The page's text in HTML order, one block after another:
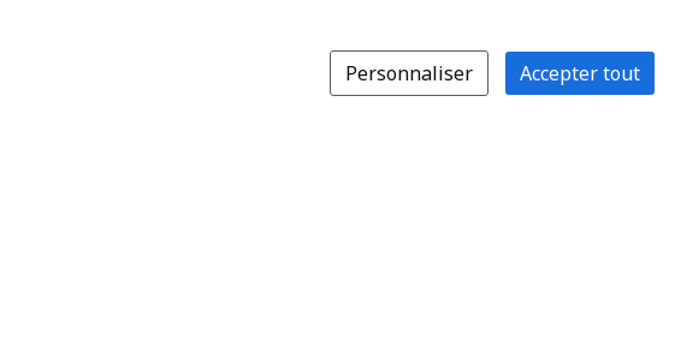
Personnaliser Accepter tout